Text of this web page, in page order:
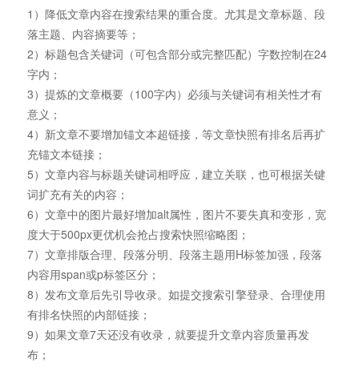
1）降低文章内容在搜索结果的重合度。尤其是文章标题、段
落主题、内容摘要等；
2）标题包含关键词（可包含部分或完整匹配）字数控制在24
字内；
3）提炼的文章概要（100字内）必须与关键词有相关性才有
意义；
4）新文章不要增加锚文本超链接，等文章快照有排名后再扩
充锚文本链接；
5）文章内容与标题关键词相呼应，建立关联，也可根据关键
词扩充有关的内容；
6）文章中的图片最好增加alt属性，图片不要失真和变形，宽
度大于500px更优机会抢占搜索快照缩略图；
7）文章排版合理、段落分明、段落主题用H标签加强，段落
内容用span或p标签区分；
8）发布文章后先引导收录。如提交搜索引擎登录、合理使用
有排名快照的内部链接；
9）如果文章7天还没有收录，就要提升文章内容质量再发
布；